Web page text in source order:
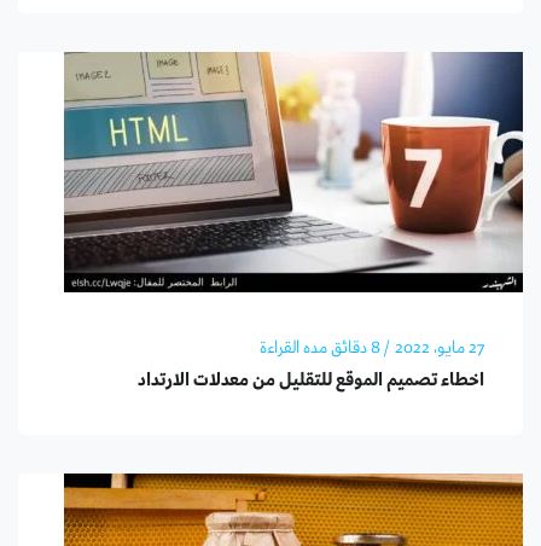
27 مايو، 2022 / 8 دقائق مده القراءة
اخطاء تصميم الموقع للتقليل من معدلات الارتداد